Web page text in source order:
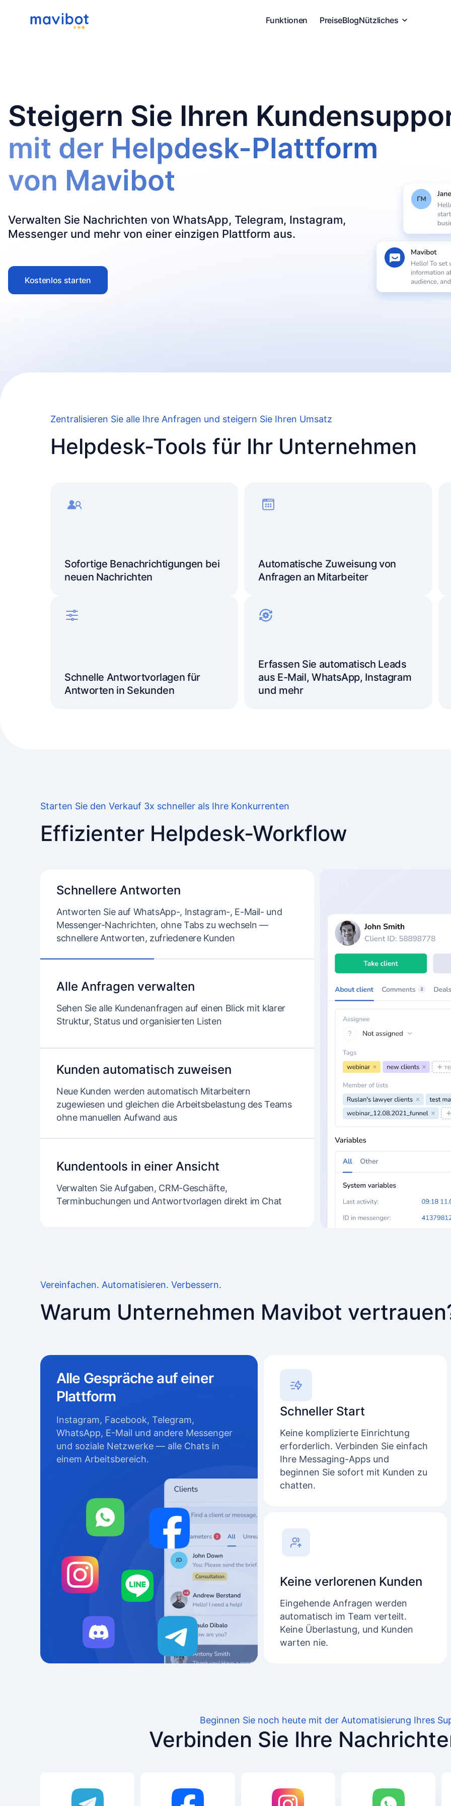
Funktionen PreiseBlogNützliches
Steigern Sie Ihren
mit der Helpdesk-Plattform
von Mavibot
Verwalten Sie Nachrichten von WhatsApp, Telegram, Instagram,
Messenger und mehr von einer einzigen Plattform aus.
Kostenlos starten
Zentralisieren Sie alle Ihre Anfragen und steigern Sie Ihren Umsatz
Helpdesk-Tools für Ihr Unternehmen
Sofortige Benachrichtigungen bei
neuen Nachrichten
Schnelle Antwortvorlagen für
Antworten in Sekunden
Automatische Zuweisung von
Anfragen an Mitarbeiter
Erfassen Sie automatisch Leads
aus E-Mail, WhatsApp, Instagram
und mehr
Starten Sie den Verkauf 3x schneller als Ihre Konkurrenten
Effizienter Helpdesk-Workflow
Schnellere Antworten
Antworten Sie auf WhatsApp-, Instagram-, E-Mail- und
Messenger-Nachrichten, ohne Tabs zu wechseln —
schnellere Antworten, zufriedenere Kunden
Alle Anfragen verwalten
Sehen Sie alle Kundenanfragen auf einen Blick mit klarer
Struktur, Status und organisierten Listen
Kunden automatisch zuweisen
Neue Kunden werden automatisch Mitarbeitern
zugewiesen und gleichen die Arbeitsbelastung des Teams
ohne manuellen Aufwand aus
Kundentools in einer Ansicht
Verwalten Sie Aufgaben, CRM-Geschäfte,
Terminbuchungen und Antwortvorlagen direkt im Chat
Vereinfachen. Automatisieren. Verbessern.
Warum Unternehmen Mavibot
Alle Gespräche auf einer
Plattform
Instagram, Facebook, Telegram,
WhatsApp, E-Mail und andere Messenger
und soziale Netzwerke — alle Chats in
einem Arbeitsbereich.
Schneller Start
Keine komplizierte Einrichtung
erforderlich. Verbinden Sie einfach
Ihre Messaging-Apps und
beginnen Sie sofort mit Kunden zu
chatten.
Keine verlorenen Kunden
Eingehende Anfragen werden
automatisch im Team verteilt.
Keine Überlastung, und Kunden
warten nie.
Beginnen Sie noch heute mit der Automatisierung Ihres
Verbinden Sie Ihre